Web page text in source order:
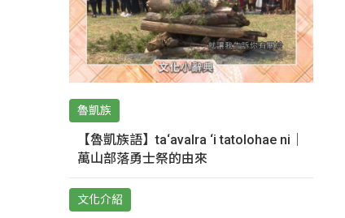
魯凱族
【魯凱族語】ta‘avalra ‘i tatolohae ni｜
萬山部落勇士祭的由來
文化介紹